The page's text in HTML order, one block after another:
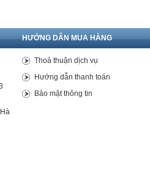
HƯỚNG DẪN MUA HÀNG
Thoả thuận dịch vụ
Hướng dẫn thanh toán
Bảo mật thông tin